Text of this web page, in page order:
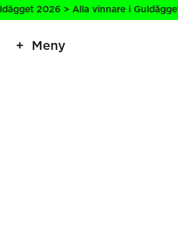
> Alla vinnare i Guldägget 2026
Meny